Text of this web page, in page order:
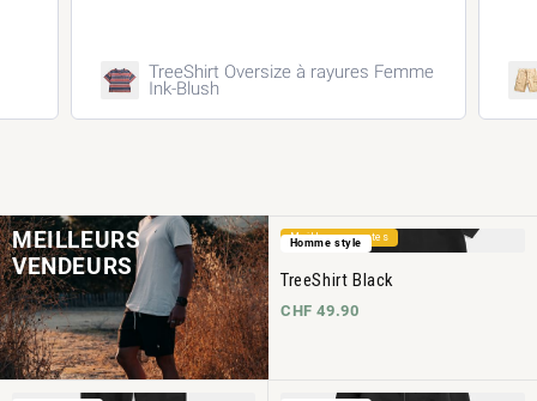
TreeShorts ReCotton Cargo Caramel
MEILLEURS
VENDEURS
Meilleures ventes
Homme style
TreeShirt Black
CHF 49.90